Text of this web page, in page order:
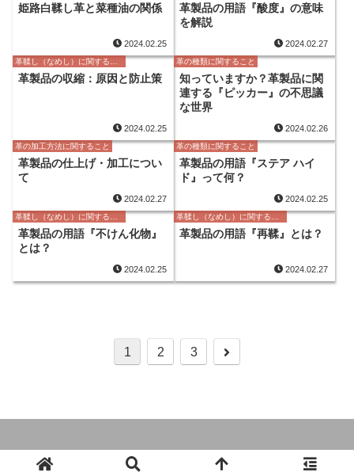
姫路白鞣し革と菜種油の関係
2024.02.25
革製品の用語『酸度』の意味
を解説
2024.02.27
革製品の収縮：原因と防止策
2024.02.25
革の種類に関すること
知っていますか？革製品に関
連する『ピッカー』の不思議
な世界
2024.02.26
革の加工方法に関すること
革製品の仕上げ・加工につい
て
2024.02.27
革の種類に関すること
革製品の用語『ステア ハイ
ド』って何？
2024.02.25
革製品の用語『不けん化物』
とは？
2024.02.25
革製品の用語『再鞣』とは？
2024.02.27
1 2 3
次
© 2024 革製品とオーダーのガイドブック.